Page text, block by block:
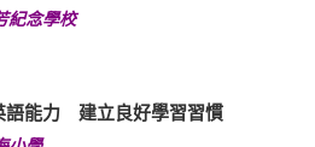
紀念學校
語能力 建立良好學習習慣